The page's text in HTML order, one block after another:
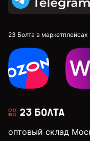
DIN 913
к.п. 4,8
23 Болта в маркетплейсах
оптовый склад